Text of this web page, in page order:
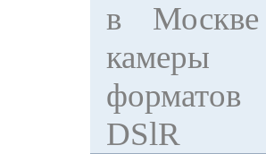
в
камеры
DSlR